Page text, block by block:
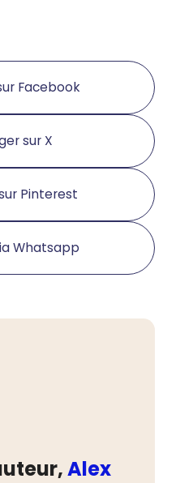
Facebook
sur X
Pinterest
Whatsapp
Alex